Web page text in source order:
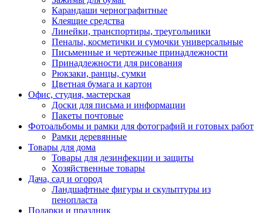
Карандаши чернографитные
Клеящие средства
Линейки, транспортиры, треугольники
Пеналы, косметички и сумочки универсальные
Письменные и чертежные принадлежности
Принадлежности для рисования
Рюкзаки, ранцы, сумки
Цветная бумага и картон
Офис, студия, мастерская
Доски для письма и информации
Пакеты почтовые
Фотоальбомы и рамки для фотографий и готовых работ
Рамки деревянные
Товары для дома
Товары для дезинфекции и защиты
Хозяйственные товары
Дача, сад и огород
Ландшафтные фигуры и скульптуры из
пенопласта
Подарки и праздник